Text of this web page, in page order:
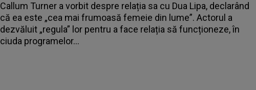
Callum Turner a vorbit despre relația sa cu Dua Lipa, declarând
că ea este „cea mai frumoasă femeie din lume”. Actorul a
dezvăluit „regula” lor pentru a face relația să funcționeze, în
ciuda programelor...